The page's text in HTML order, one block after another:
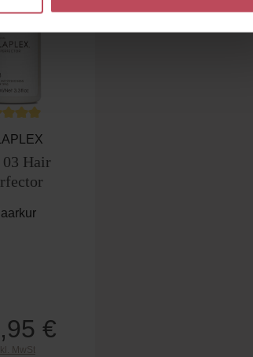
von 5 SternenBewertung von 5 von 5 Sternen
03 Hair
Regulärer Preis:
€
MwSt